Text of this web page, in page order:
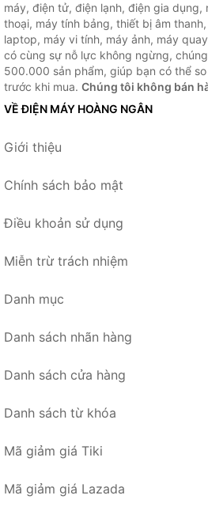
máy, điện tử, điện lạnh, điện gia dụng,
thoại, máy tính bảng, thiết bị âm
laptop, máy vi tính, máy ảnh, máy
có cùng sự nỗ lực không ngừng,
500.000 sản phẩm, giúp bạn có thể
trước khi mua. Chúng tôi không bán
VỀ ĐIỆN MÁY HOÀNG NGÂN
Giới thiệu
Chính sách bảo mật
Điều khoản sử dụng
Miễn trừ trách nhiệm
Danh mục
Danh sách nhãn hàng
Danh sách cửa hàng
Danh sách từ khóa
Mã giảm giá Tiki
Mã giảm giá Lazada